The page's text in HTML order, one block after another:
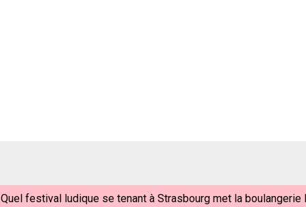
Quel festival ludique se tenant à Strasbourg met la boulangerie